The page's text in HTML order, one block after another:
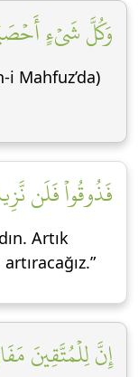
وَكُلَّ شَيۡءٍ
Mahfuz’da)
فَذُوقُواْ فَلَن
Artık
إِنَّ لِلۡمُتَّقِينَ